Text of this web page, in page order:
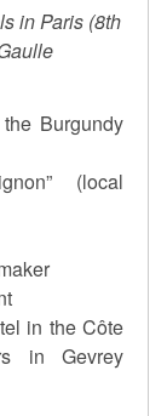
in Paris (8th
Burgundy
(local
in the Côte
in Gevrey